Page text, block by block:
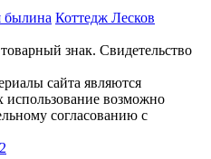
былина Коттедж Лесков
знак. Свидетельство
сайта являются
возможно
согласованию с